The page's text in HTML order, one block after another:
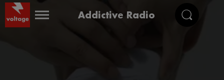
Addictive Radio